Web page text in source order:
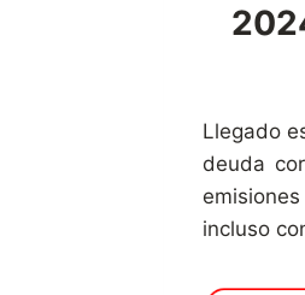
Llegado
deuda
incluso